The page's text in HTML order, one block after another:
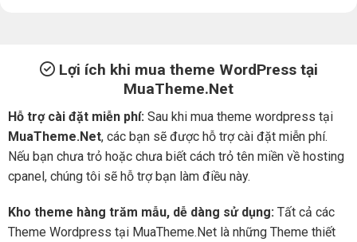
Lợi ích khi mua theme WordPress tại
MuaTheme.Net
Hỗ trợ cài đặt miễn phí: Sau khi mua theme wordpress tại
MuaTheme.Net, các bạn sẽ được hỗ trợ cài đặt miễn phí.
Nếu bạn chưa trỏ hoặc chưa biết cách trỏ tên miền về hosting
cpanel, chúng tôi sẽ hỗ trợ bạn làm điều này.
Kho theme hàng trăm mẫu, dễ dàng sử dụng: Tất cả các
Theme Wordpress tại MuaTheme.Net là những Theme thiết